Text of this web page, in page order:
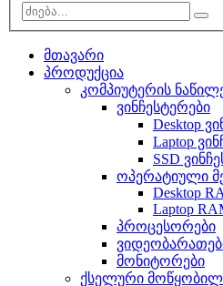
მთავარი
პროდუქცია
კომპიუტერის
ვინჩესტერები
Desktop
Laptop
SSD
ოპერატიული
Desktop
Laptop
პროცესორები
მონიტორები
ქსელური